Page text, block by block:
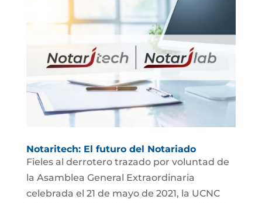
Notaritech: El futuro del Notariado
Fieles al derrotero trazado por voluntad de
la Asamblea General Extraordinaria
celebrada el 21 de mayo de 2021, la UCNC